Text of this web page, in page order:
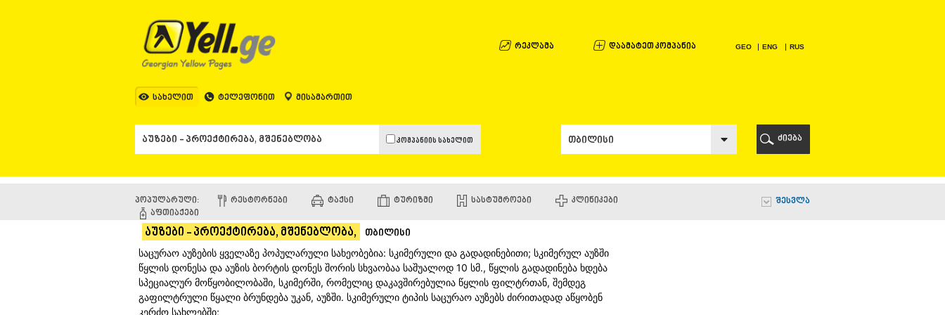
რეკლამა დაამატეთ კომპანია GEO ENG RUS
სახელით ტელეფონით მისამართით
კომპანიის სახელით
ᲐᲭᲐᲠᲐ
ᲩᲐᲥᲕᲘ
ᲚᲐᲜᲩᲮᲣᲗᲘ
ᲩᲝᲮᲐᲢᲐᲣᲠᲘ
ᲑᲐᲦᲓᲐᲗᲘ
ᲕᲐᲜᲘ
ᲖᲔᲡᲢᲐᲤᲝᲜᲘ
ᲗᲔᲠᲯᲝᲚᲐ
ᲡᲐᲛᲢᲠᲔᲓᲘᲐ
ძიება
პოპულარული: ᲠᲔᲡᲢᲝᲠᲜᲔᲑᲘ ᲢᲐᲥᲡᲘ ᲢᲣᲠᲘᲖᲛᲘ ᲡᲐᲡᲢᲣᲛᲠᲝᲔᲑᲘ
ᲙᲚᲘᲜᲘᲙᲔᲑᲘ
ᲐᲤᲗᲘᲐᲥᲔᲑᲘ
შესვლა
აუზები - პროექტირება, მშენებლობა, თბილისი
საცურაო აუზების ყველაზე პოპულარული სახეობებია: სკიმერული და გადადინებითი; სკიმერულ აუზში
წყლის დონესა და აუზის ბორტის დონეს შორის სხვაობაა საშუალოდ 10 სმ., წყლის გადადინება ხდება
სპეციალურ მოწყობილობაში, სკიმერში, რომელიც დაკავშირებულია წყლის ფილტრთან, შემდეგ
გაფილტრული წყალი ბრუნდება უკან, აუზში. სკიმერული ტიპის საცურაო აუზებს ძირითადად აწყობენ
კერძო სახლებში;